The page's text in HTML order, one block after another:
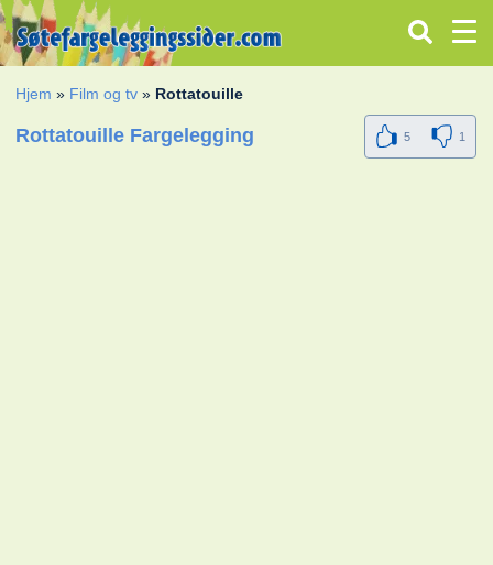
Hjem » Film og tv » Rottatouille
Rottatouille Fargelegging 5 1